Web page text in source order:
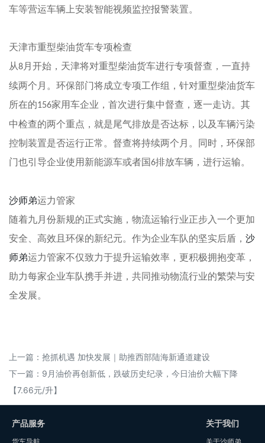
车等营运车辆上安装智能视频监控报警装置。
天津市重型柴油货车专项检查
从8月开始，天津将对重型柴油货车进行专项督查，一直持
续两个月。环保部门将成立专项工作组，针对重型柴油货车
所在的156家用车企业，首次进行集中督查，逐一走访。其
中检查的两个重点，就是尾气排放是否达标，以及车辆污染
控制装置是否运行正常。督查将持续两个月。同时，环保部
门也引导企业使用新能源车或者国6排放车辆，进行运输。
沙师弟运力管家
随着九月份新规的正式实施，物流运输行业正步入一个更加
安全、高效且环保的新纪元。作为企业车队的坚实后盾， 沙
师弟运力管家不仅致力于提升运输效率，更积极拥抱变革，
助力每家企业车队携手并进，共同推动物流行业的繁荣与安
全发展。
上一篇： 抢抓机遇 加快发展｜助推西部陆海新通道建设
下一篇： 9月油价再创新低，跌破历史纪录，今日油价大幅下降
【7.66元/升】
产品服务 关于我们